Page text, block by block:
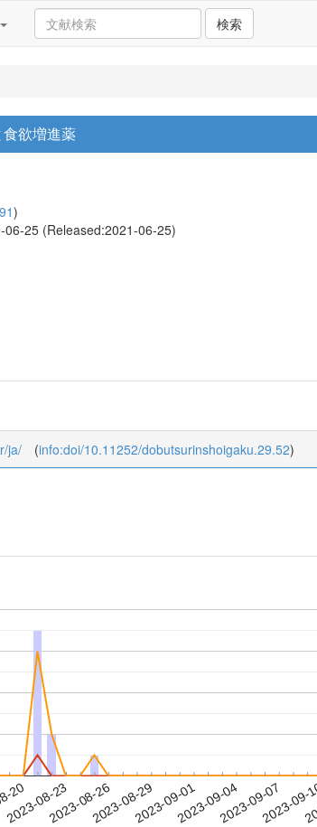
検索
欲増進薬
)
25 (Released:2021-06-25)
ja/ (info:doi/10.11252/dobutsurinshoigaku.29.52)
20
2023-08-232023-08-262023-08-292023-09-012023-09-042023-09-07
2023-